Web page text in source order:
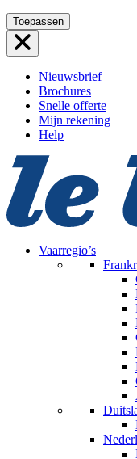
Ga
naar
de
Toepassen
Nieuwsbrief
Brochures
Snelle offerte
Mijn rekening
Help
Vaarregio’s